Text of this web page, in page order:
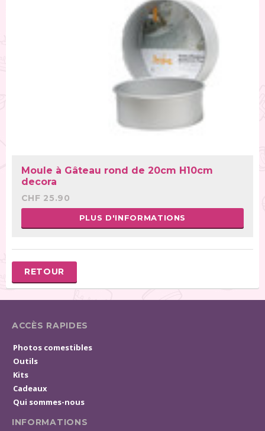
Moule à Gâteau rond de 20cm H10cm
decora
CHF 25.90
PLUS D'INFORMATIONS
RETOUR
ACCÈS RAPIDES
Photos comestibles
Outils
Kits
Cadeaux
Qui sommes-nous
INFORMATIONS